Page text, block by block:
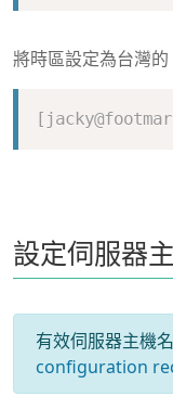
將時區設定為台灣的
設定伺服器
有效伺服器主機
configuration